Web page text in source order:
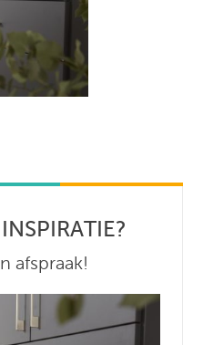
afspraak!